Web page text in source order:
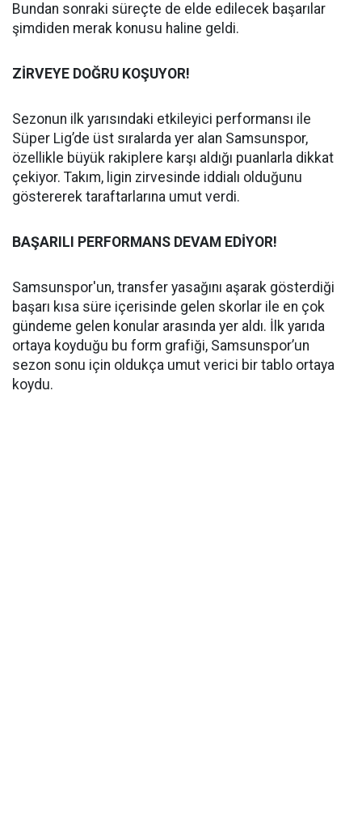
Bundan sonraki süreçte de elde edilecek başarılar
şimdiden merak konusu haline geldi.
ZİRVEYE DOĞRU KOŞUYOR!
Sezonun ilk yarısındaki etkileyici performansı ile
Süper Lig’de üst sıralarda yer alan Samsunspor,
özellikle büyük rakiplere karşı aldığı puanlarla dikkat
çekiyor. Takım, ligin zirvesinde iddialı olduğunu
göstererek taraftarlarına umut verdi.
BAŞARILI PERFORMANS DEVAM EDİYOR!
Samsunspor'un, transfer yasağını aşarak gösterdiği
başarı kısa süre içerisinde gelen skorlar ile en çok
gündeme gelen konular arasında yer aldı. İlk yarıda
ortaya koyduğu bu form grafiği, Samsunspor’un
sezon sonu için oldukça umut verici bir tablo ortaya
koydu.